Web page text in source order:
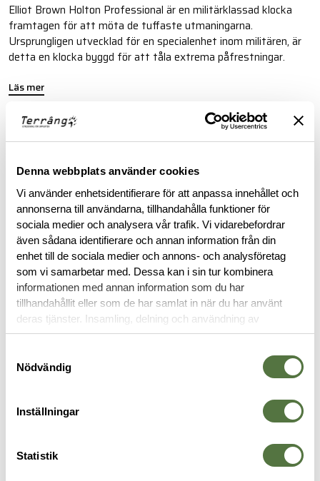
Denna webbplats använder cookies
Vi använder enhetsidentifierare för att anpassa innehållet och
annonserna till användarna, tillhandahålla funktioner för
sociala medier och analysera vår trafik. Vi vidarebefordrar
även sådana identifierare och annan information från din
enhet till de sociala medier och annons- och analysföretag
som vi samarbetar med. Dessa kan i sin tur kombinera
informationen med annan information som du har
tillhandahållit eller som de har samlat in när du har använt
deras tjänster. Insamling, delning och användning av
personuppgifter kan användas för personalisering av
Nödvändig
Inställningar
Statistik
Elliot Brown Holton Professional är en militärklassad klocka
framtagen för att möta de tuffaste utmaningarna.
Ursprungligen utvecklad för en specialenhet inom militären, är
detta en klocka byggd för att tåla extrema påfrestningar.
Läs mer
FINNS I FÖLJANDE FÄRGER
BESKRIVNING
RECENSIONER
OM VARUMÄRKET